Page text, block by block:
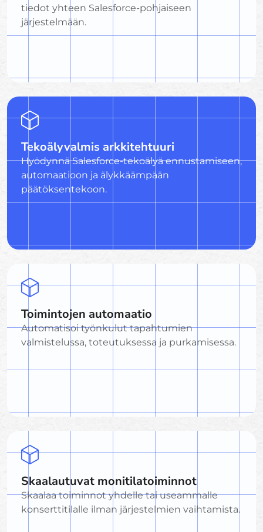
tiedot yhteen Salesforce-pohjaiseen
järjestelmään.
Tekoälyvalmis arkkitehtuuri
Hyödynnä Salesforce-tekoälyä ennustamiseen,
automaatioon ja älykkäämpään
päätöksentekoon.
Toimintojen automaatio
Automatisoi työnkulut tapahtumien
valmistelussa, toteutuksessa ja purkamisessa.
Skaalautuvat monitilatoiminnot
Skaalaa toiminnot yhdelle tai useammalle
konserttitilalle ilman järjestelmien vaihtamista.